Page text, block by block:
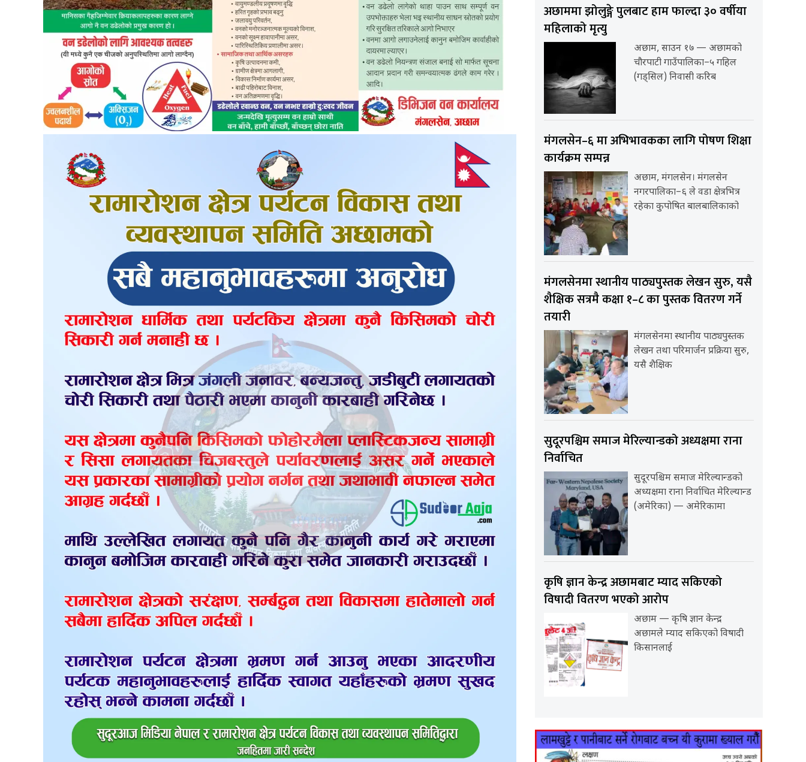
अछाममा झोलुङ्गे पुलबाट हाम फाल्दा ३० वर्षीया
महिलाको मृत्यु
अछाम, साउन १७ — अछामको
चौरपाटी गाउँपालिका–५ गहिल
(गड्सिल) निवासी करिब
मंगलसेन–६ मा अभिभावकका लागि पोषण शिक्षा
कार्यक्रम सम्पन्न
अछाम, मंगलसेन। मंगलसेन
नगरपालिका–६ ले वडा क्षेत्रभित्र
रहेका कुपोषित बालबालिकाको
मंगलसेनमा स्थानीय पाठ्यपुस्तक लेखन सुरु, यसै
शैक्षिक सत्रमै कक्षा १–८ का पुस्तक वितरण गर्ने
तयारी
मंगलसेनमा स्थानीय पाठ्यपुस्तक
लेखन तथा परिमार्जन प्रक्रिया सुरु,
यसै शैक्षिक
सुदूरपश्चिम समाज मेरिल्यान्डको अध्यक्षमा राना
निर्वाचित
सुदूरपश्चिम समाज मेरिल्यान्डको
अध्यक्षमा राना निर्वाचित मेरिल्यान्ड
(अमेरिका) — अमेरिकामा
कृषि ज्ञान केन्द्र अछामबाट म्याद सकिएको
विषादी वितरण भएको आरोप
अछाम — कृषि ज्ञान केन्द्र
अछामले म्याद सकिएको विषादी
किसानलाई